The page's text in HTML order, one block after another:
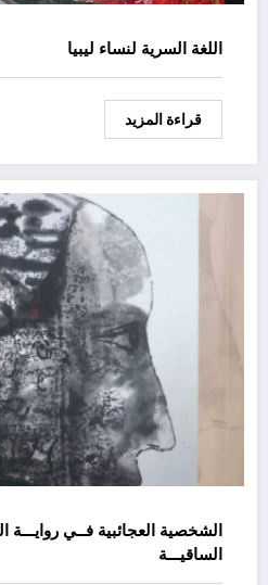
اللغة السرية لنساء ليبيا
قراءة المزيد
الشخصية العجائبية فــي
الساقيـــة